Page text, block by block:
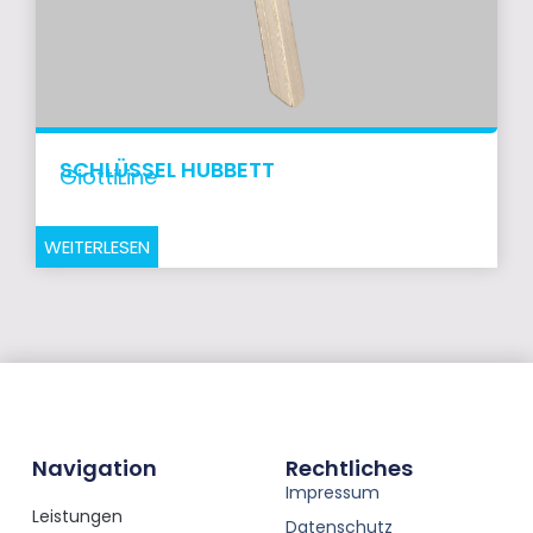
SCHLÜSSEL HUBBETT
GiottiLine
WEITERLESEN
Navigation
Leistungen
Rechtliches
Impressum
Datenschutz